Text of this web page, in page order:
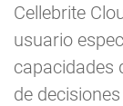
Cellebrite
usuario
capacidades
de